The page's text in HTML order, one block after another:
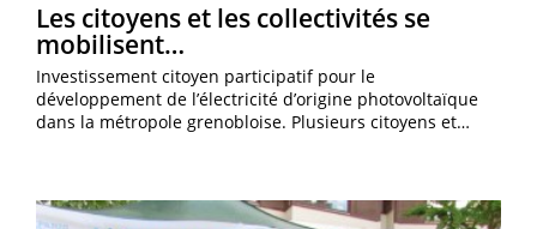
Les citoyens et les collectivités se
mobilisent…
Investissement citoyen participatif pour le
développement de l’électricité d’origine photovoltaïque
dans la métropole grenobloise. Plusieurs citoyens et…